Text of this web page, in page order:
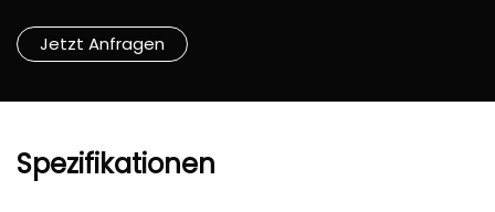
Jetzt Anfragen
Spezifikationen